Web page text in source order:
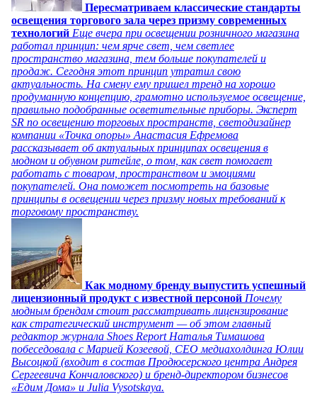
Пересматриваем классические стандарты
освещения торгового зала через призму современных
технологий Еще вчера при освещении розничного магазина
работал принцип: чем ярче свет, чем светлее
пространство магазина, тем больше покупателей и
продаж. Сегодня этот принцип утратил свою
актуальность. На смену ему пришел тренд на хорошо
продуманную концепцию, грамотно используемое освещение,
правильно подобранные осветительные приборы. Эксперт
SR по освещению торговых пространств, светодизайнер
компании «Точка опоры» Анастасия Ефремова
рассказывает об актуальных принципах освещения в
модном и обувном ритейле, о том, как свет помогает
работать с товаром, пространством и эмоциями
покупателей. Она поможет посмотреть на базовые
принципы в освещении через призму новых требований к
торговому пространству.
Как модному бренду выпустить успешный
лицензионный продукт с известной персоной Почему
модным брендам стоит рассматривать лицензирование
как стратегический инструмент — об этом главный
редактор журнала Shoes Report Наталья Тимашова
побеседовала с Марией Козеевой, СЕО медиахолдинга Юлии
Высоцкой (входит в состав Продюсерского центра Андрея
Сергеевича Кончаловского) и бренд-директором бизнесов
«Едим Дома» и Julia Vysotskaya.